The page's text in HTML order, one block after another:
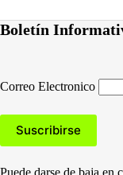
Boletín
Correo Electronico
Puede darse de baja en